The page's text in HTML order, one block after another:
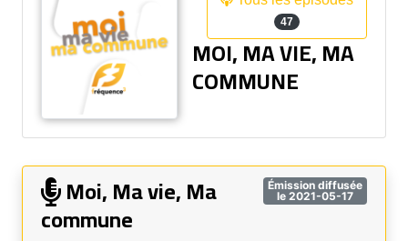
47
MOI, MA VIE, MA
COMMUNE
Émission diffusée
le 2021-05-17
Moi, Ma vie, Ma
commune